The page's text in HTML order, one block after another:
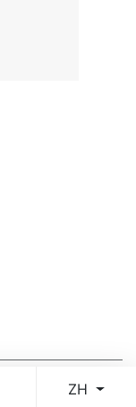
ZH